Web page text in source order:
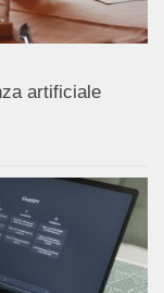
artificiale